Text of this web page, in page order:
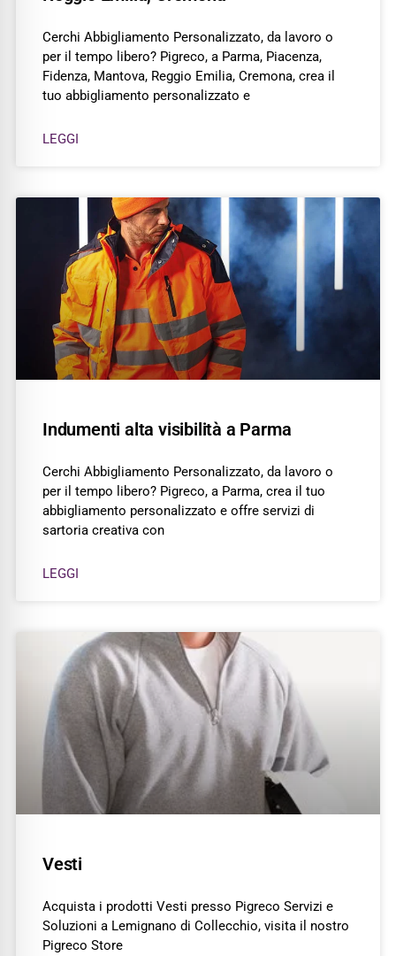
Cerchi Abbigliamento Personalizzato, da lavoro o
per il tempo libero? Pigreco, a Parma, Piacenza,
Fidenza, Mantova, Reggio Emilia, Cremona, crea il
tuo abbigliamento personalizzato e
LEGGI
Indumenti alta visibilità a Parma
Cerchi Abbigliamento Personalizzato, da lavoro o
per il tempo libero? Pigreco, a Parma, crea il tuo
abbigliamento personalizzato e offre servizi di
sartoria creativa con
LEGGI
Vesti
Acquista i prodotti Vesti presso Pigreco Servizi e
Soluzioni a Lemignano di Collecchio, visita il nostro
Pigreco Store